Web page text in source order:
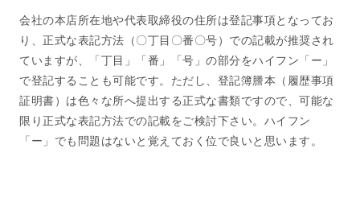
会社の本店所在地や代表取締役の住所は登記事項となってお
り、正式な表記方法（〇丁目〇番〇号）での記載が推奨され
ていますが、「丁目」「番」「号」の部分をハイフン「ー」
で登記することも可能です。ただし、登記簿謄本（履歴事項
証明書）は色々な所へ提出する正式な書類ですので、可能な
限り正式な表記方法での記載をご検討下さい。ハイフン
「ー」でも問題はないと覚えておく位で良いと思います。